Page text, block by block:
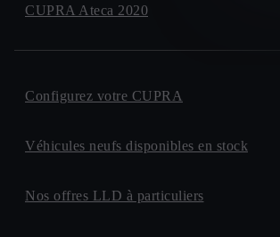
CUPRA Ateca 2020
Configurez votre CUPRA
Véhicules neufs disponibles en stock
Nos offres LLD à particuliers